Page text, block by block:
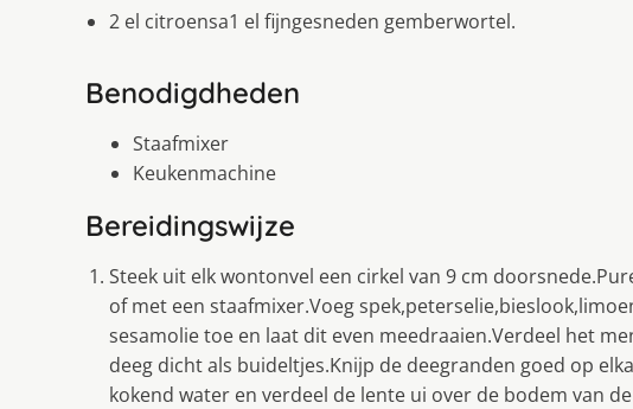
2 el citroensa1 el fijngesneden gemberwortel.
Benodigdheden
Staafmixer
Keukenmachine
Bereidingswijze
Steek uit elk wontonvel een cirkel van 9 cm
of met een staafmixer.Voeg
sesamolie toe en laat dit even meedraaien.Verdeel het
deeg dicht als buideltjes.Knijp de deegranden goed op
kokend water en verdeel de lente ui over de bodem van